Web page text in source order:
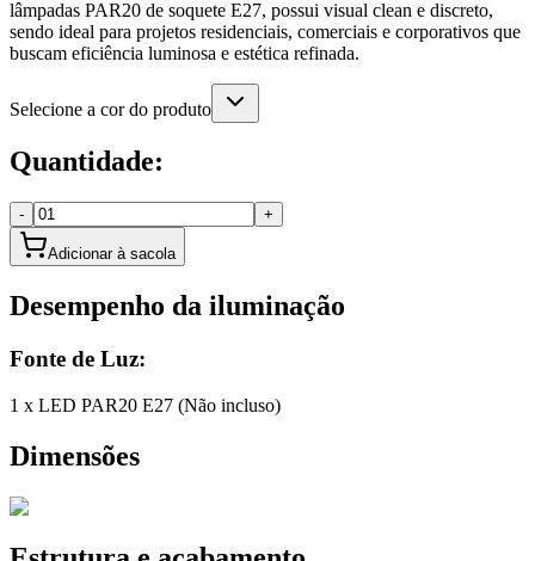
lâmpadas PAR20 de soquete E27, possui visual clean e discreto,
sendo ideal para projetos residenciais, comerciais e corporativos que
buscam eficiência luminosa e estética refinada.
Selecione a cor do produto
Quantidade:
- +
Adicionar à sacola
Desempenho da iluminação
Fonte de Luz:
1 x LED PAR20 E27 (Não incluso)
Dimensões